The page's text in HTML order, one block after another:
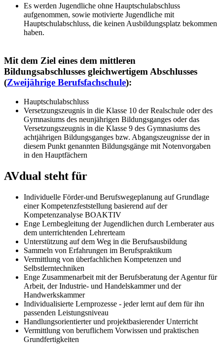
Es werden Jugendliche ohne Hauptschulabschluss
aufgenommen, sowie motivierte Jugendliche mit
Hauptschulabschluss, die keinen Ausbildungsplatz bekommen
haben.
Mit dem Ziel eines dem mittleren
Bildungsabschlusses gleichwertigem Abschlusses
(Zweijährige Berufsfachschule):
Hauptschulabschluss
Versetzungszeugnis in die Klasse 10 der Realschule oder des
Gymnasiums des neunjährigen Bildungsganges oder das
Versetzungszeugnis in die Klasse 9 des Gymnasiums des
achtjährigen Bildungsganges bzw. Abgangszeugnisse der in
diesem Punkt genannten Bildungsgänge mit Notenvorgaben
in den Hauptfächern
AVdual steht für
Individuelle Förder-und Berufswegeplanung auf Grundlage
einer Kompetenzfeststellung basierend auf der
Kompetenzanalyse BOAKTIV
Enge Lernbegleitung der Jugendlichen durch Lernberater aus
dem unterrichtenden Lehrerteam
Unterstützung auf dem Weg in die Berufsausbildung
Sammeln von Erfahrungen im Berufspraktikum
Vermittlung von überfachlichen Kompetenzen und
Selbstlerntechniken
Enge Zusammenarbeit mit der Berufsberatung der Agentur für
Arbeit, der Industrie- und Handelskammer und der
Handwerkskammer
Individualisierte Lernprozesse - jeder lernt auf dem für ihn
passenden Leistungsniveau
Handlungsorientierter und projektbasierender Unterricht
Vermittlung von beruflichem Vorwissen und praktischen
Grundfertigkeiten